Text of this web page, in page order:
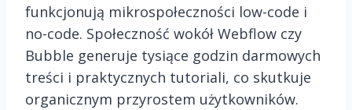
funkcjonują mikrospołeczności low-code i
no-code. Społeczność wokół Webflow czy
Bubble generuje tysiące godzin darmowych
treści i praktycznych tutoriali, co skutkuje
organicznym przyrostem użytkowników.